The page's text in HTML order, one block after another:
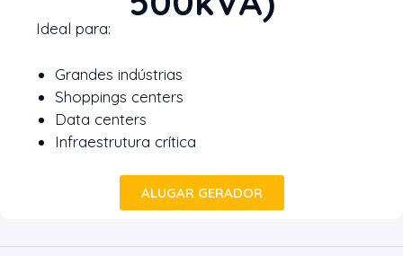
Ideal para:
Grandes indústrias
Shoppings centers
Data centers
Infraestrutura crítica
ALUGAR GERADOR